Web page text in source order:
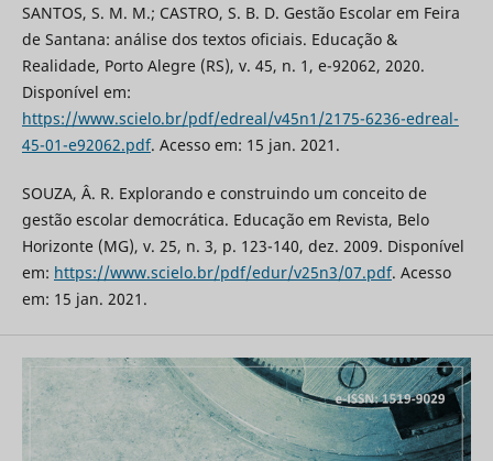
SANTOS, S. M. M.; CASTRO, S. B. D. Gestão Escolar em Feira
de Santana: análise dos textos oficiais. Educação &
Realidade, Porto Alegre (RS), v. 45, n. 1, e-92062, 2020.
Disponível em:
https://www.scielo.br/pdf/edreal/v45n1/2175-6236-edreal-
45-01-e92062.pdf. Acesso em: 15 jan. 2021.
SOUZA, Â. R. Explorando e construindo um conceito de
gestão escolar democrática. Educação em Revista, Belo
Horizonte (MG), v. 25, n. 3, p. 123-140, dez. 2009. Disponível
em: https://www.scielo.br/pdf/edur/v25n3/07.pdf. Acesso
em: 15 jan. 2021.